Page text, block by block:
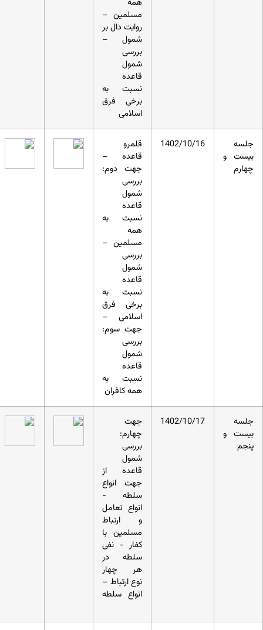
مسلمین –
روایت دال بر
شمول –
بررسی
شمول
قاعده
نسبت به
برخی فرق
اسلامی
جلسه
بیست و
چهارم
1402/10/16
قلمرو
قاعده –
جهت دوم:
بررسی
شمول
قاعده
نسبت به
همه
مسلمین –
بررسی
شمول
قاعده
نسبت به
برخی فرق
اسلامی –
جهت سوم:
بررسی
شمول
قاعده
نسبت به
همه کافران
جلسه
بیست و
پنجم
1402/10/17
جهت
چهارم:
بررسی
شمول
قاعده از
جهت انواع
سلطه -
انواع تعامل
و ارتباط
مسلمین با
کفار - نفی
سلطه در
هر چهار
نوع ارتباط –
انواع سلطه